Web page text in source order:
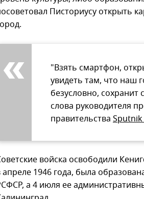
Писториусу открыть
"Взять смартфон,
увидеть там, что наш
безусловно, сохранит
слова руководителя
правительства
войска освободили
апреле 1946 года, была
а 4 июля ее